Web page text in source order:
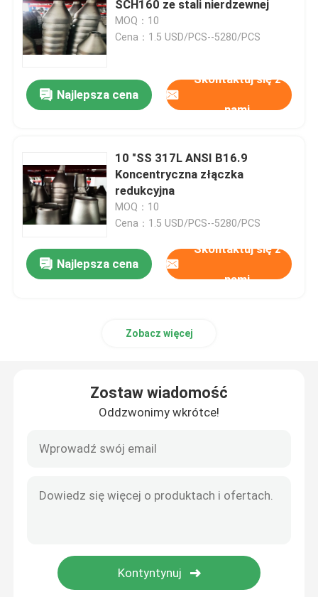
Złączki do rur stalowych duplex
Łączniki rur ze stopu niklu
SCH160 ze stali nierdzewnej
MOQ：10
Cena：1.5 USD/PCS--5280/PCS
Najlepsza cena
Skontaktuj się z
nami
10 "SS 317L ANSI B16.9
Koncentryczna złączka
redukcyjna
MOQ：10
Cena：1.5 USD/PCS--5280/PCS
Najlepsza cena
Skontaktuj się z
nami
Zobacz więcej
Zostaw wiadomość
Oddzwonimy wkrótce!